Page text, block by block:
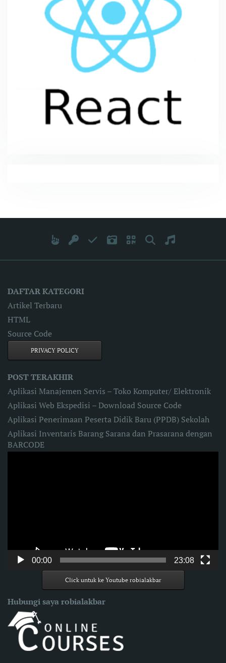
DAFTAR KATEGORI
Artikel Terbaru
HTML
Source Code
PRIVACY POLICY
POST TERAKHIR
Aplikasi Manajemen Servis – Toko Komputer/ Elektronik
Aplikasi Web Ekspedisi – Download Source Code
Aplikasi Penerimaan Peserta Didik Baru (PPDB) Sekolah
Aplikasi Inventaris Barang Sarana dan Prasarana dengan
BARCODE
00:00 23:08
Click untuk ke Youtube robialakbar
Hubungi saya robialakbar